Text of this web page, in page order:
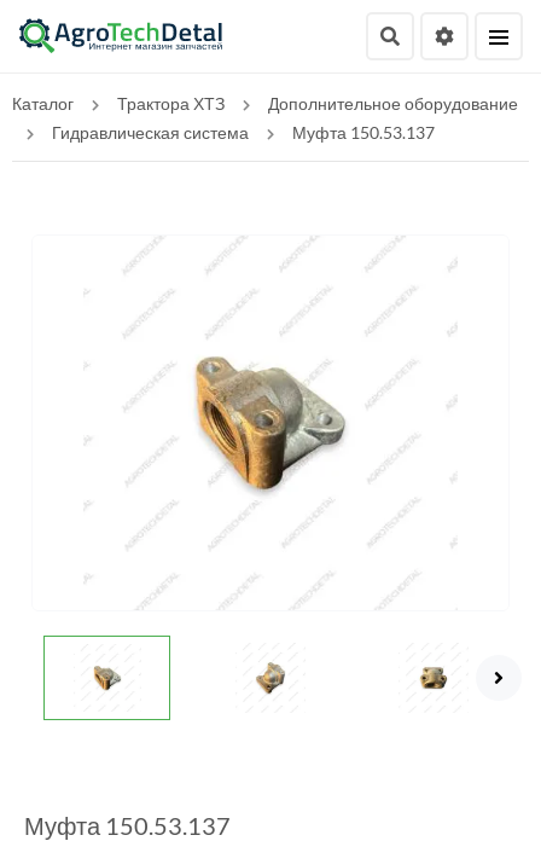
Каталог Трактора ХТЗ
Дополнительное оборудование
Гидравлическая система
Муфта 150.53.137
Муфта 150.53.137